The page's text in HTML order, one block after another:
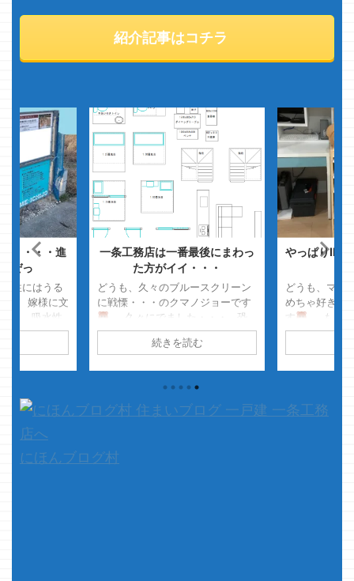
紹介記事はコチラ
・・・・進
ぜっ
性にはうる
す 嫁様に文
・・ 吸水性
・・・ で
関扉の事を
一条工務店は一番最後にまわっ
た方がイイ・・・
どうも、久々のブルースクリーン
に戦慄・・・のクマノジョーです
久々にでました・・・ 恐
怖のブルースクリーン・・・・
再起動でとりあえず動いてます
今回はマイホームを検討されてい
る方へ少しだけクマノジョーの意
続きを読む
やっぱり
どうも、マイ
めちゃ好きだ
す
もう、
んでました・
み始めてから
にほんブログ村